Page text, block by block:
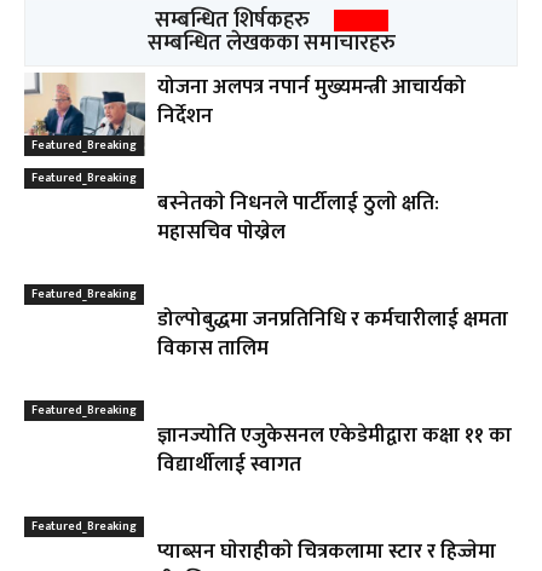
सम्बन्धित शिर्षकहरु
सम्बन्धित लेखकका समाचारहरु
Featured_Breaking
योजना अलपत्र नपार्न मुख्यमन्त्री आचार्यको
निर्देशन
Featured_Breaking
बस्नेतकाे निधनले पार्टीलाई ठुलाे क्षति:
महासचिव पाेख्रेल
Featured_Breaking
डोल्पोबुद्धमा जनप्रतिनिधि र कर्मचारीलाई क्षमता
विकास तालिम
Featured_Breaking
ज्ञानज्योति एजुकेसनल एकेडेमीद्वारा कक्षा ११ का
विद्यार्थीलाई स्वागत
Featured_Breaking
प्याब्सन घाेराहीकाे चित्रकलामा स्टार र हिज्जेमा